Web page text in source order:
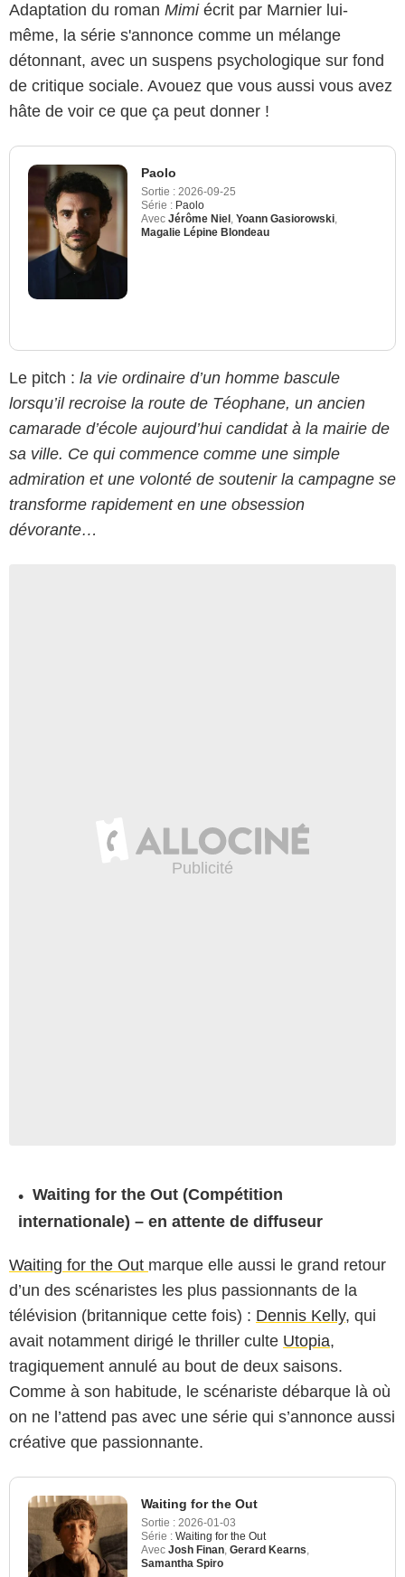
Adaptation du roman Mimiécrit par Marnier lui-
même, la série s'annonce comme un mélange
détonnant, avec un suspens psychologique sur fond
de critique sociale. Avouez que vous aussi vous avez
hâte de voir ce que ça peut donner !
Paolo
Sortie : 2026-09-25
Série : Paolo
Avec Jérôme Niel , Yoann Gasiorowski,
Magalie Lépine Blondeau
Le pitch : la vie ordinaire d’un homme bascule
lorsqu’il recroise la route de Téophane, un ancien
camarade d’école aujourd’hui candidat à la mairie de
sa ville. Ce qui commence comme une simple
admiration et une volonté de soutenir la campagne se
transforme rapidement en une obsession
dévorante…
Waiting for the Out (Compétition
internationale) – en attente de diffuseur
Waiting for the Out marque elle aussi le grand retour
d’un des scénaristes les plus passionnants de la
télévision (britannique cette fois) : Dennis Kelly, qui
avait notamment dirigé le thriller culte Utopia,
tragiquement annulé au bout de deux saisons.
Comme à son habitude, le scénariste débarque là où
on ne l’attend pas avec une série qui s’annonce aussi
créative que passionnante.
Waiting for the Out
Sortie : 2026-01-03
Série : Waiting for the Out
Avec Josh Finan Gerard Kearns
Samantha Spiro